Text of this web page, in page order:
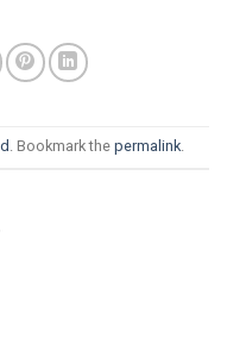
. Bookmark the permalink.